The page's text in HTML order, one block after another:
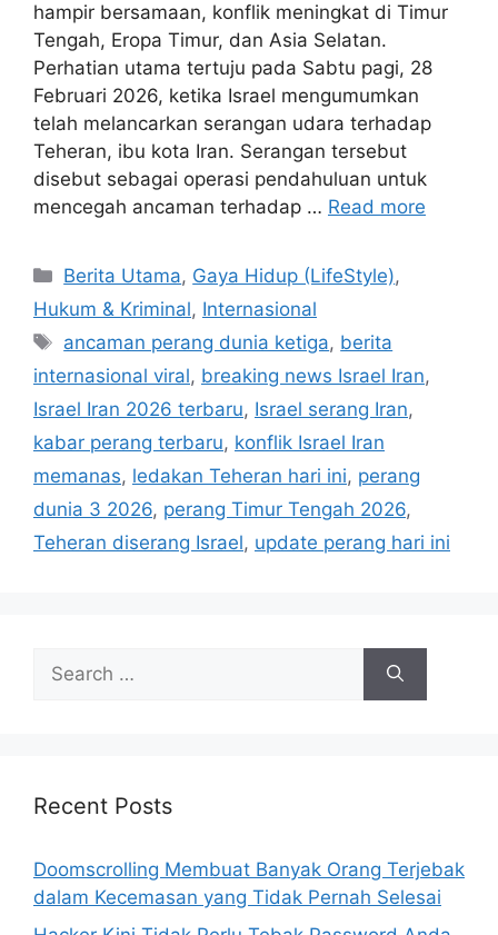
hampir bersamaan, konflik meningkat di Timur
Tengah, Eropa Timur, dan Asia Selatan.
Perhatian utama tertuju pada Sabtu pagi, 28
Februari 2026, ketika Israel mengumumkan
telah melancarkan serangan udara terhadap
Teheran, ibu kota Iran. Serangan tersebut
disebut sebagai operasi pendahuluan untuk
mencegah ancaman terhadap … Read more
C
a
e
g
o
r
i
s
Berita Utama, Gaya Hidup (LifeStyle),
Hukum & Kriminal, Internasional
T
a
s
ancaman perang dunia ketiga, berita
internasional viral, breaking news Israel Iran,
Israel Iran 2026 terbaru, Israel serang Iran,
kabar perang terbaru, konflik Israel Iran
memanas, ledakan Teheran hari ini, perang
dunia 3 2026, perang Timur Tengah 2026,
Teheran diserang Israel, update perang hari ini
h
r
:
Recent Posts
Doomscrolling Membuat Banyak Orang Terjebak
dalam Kecemasan yang Tidak Pernah Selesai